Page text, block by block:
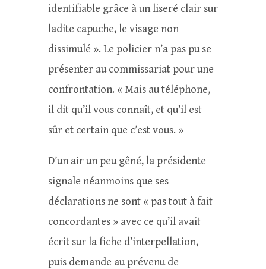
identifiable grâce à un liseré clair sur
ladite capuche, le visage non
dissimulé ». Le policier n’a pas pu se
présenter au commissariat pour une
confrontation. « Mais au téléphone,
il dit qu’il vous connaît, et qu’il est
sûr et certain que c’est vous. »
D’un air un peu gêné, la présidente
signale néanmoins que ses
déclarations ne sont « pas tout à fait
concordantes » avec ce qu’il avait
écrit sur la fiche d’interpellation,
puis demande au prévenu de